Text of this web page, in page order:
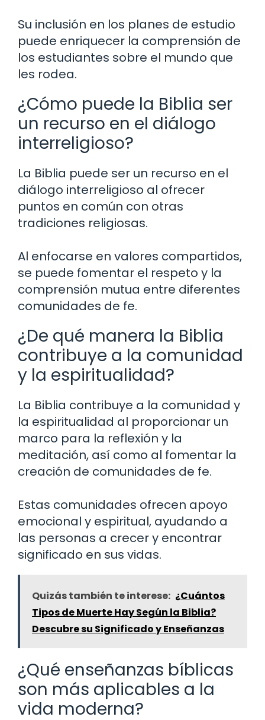
Su inclusión en los planes de estudio
puede enriquecer la comprensión de
los estudiantes sobre el mundo que
les rodea.
¿Cómo puede la Biblia ser
un recurso en el diálogo
interreligioso?
La Biblia puede ser un recurso en el
diálogo interreligioso al ofrecer
puntos en común con otras
tradiciones religiosas.
Al enfocarse en valores compartidos,
se puede fomentar el respeto y la
comprensión mutua entre diferentes
comunidades de fe.
¿De qué manera la Biblia
contribuye a la comunidad
y la espiritualidad?
La Biblia contribuye a la comunidad y
la espiritualidad al proporcionar un
marco para la reflexión y la
meditación, así como al fomentar la
creación de comunidades de fe.
Estas comunidades ofrecen apoyo
emocional y espiritual, ayudando a
las personas a crecer y encontrar
significado en sus vidas.
Quizás también te interese: ¿Cuántos
Tipos de Muerte Hay Según la Biblia?
Descubre su Significado y Enseñanzas
¿Qué enseñanzas bíblicas
son más aplicables a la
vida moderna?